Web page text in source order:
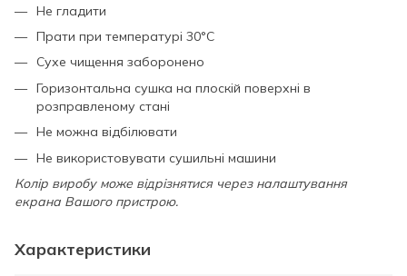
Не гладити
Прати при температурі 30°C
Сухе чищення заборонено
Горизонтальна сушка на плоскій поверхні в
розправленому стані
Не можна відбілювати
Не використовувати сушильні машини
Колір виробу може відрізнятися через налаштування
екрана Вашого пристрою.
Характеристики